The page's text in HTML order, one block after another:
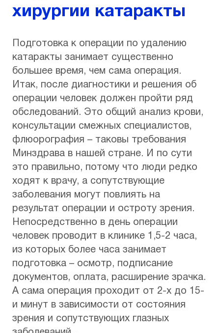
хирургии катаракты
Подготовка к операции по удалению
катаракты занимает существенно
большее время, чем сама операция.
Итак, после диагностики и решения об
операции человек должен пройти ряд
обследований. Это общий анализ крови,
консультации смежных специалистов,
флюорография – таковы требования
Минздрава в нашей стране. И по сути
это правильно, потому что люди редко
ходят к врачу, а сопутствующие
заболевания могут повлиять на
результат операции и остроту зрения.
Непосредственно в день операции
человек проводит в клинике 1,5-2 часа,
из которых более часа занимает
подготовка – осмотр, подписание
документов, оплата, расширение зрачка.
А сама операция проходит от 2-х до 15-
и минут в зависимости от состояния
зрения и сопутствующих глазных